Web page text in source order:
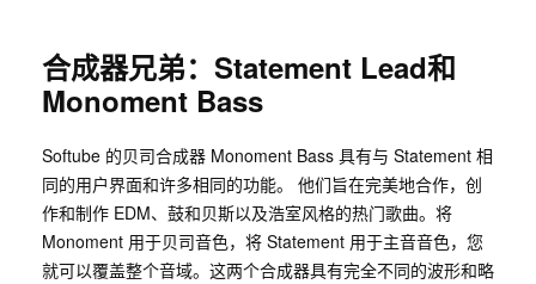
合成器兄弟： Statement Lead和
Monoment Bass
Softube 的贝司合成器 Monoment Bass 具有与 Statement 相
同的用户界面和许多相同的功能。 他们旨在完美地合作，创
作和制作 EDM、鼓和贝斯以及浩室风格的热门歌曲。将
Monoment 用于贝司音色，将 Statement 用于主音音色，您
就可以覆盖整个音域。这两个合成器具有完全不同的波形和略